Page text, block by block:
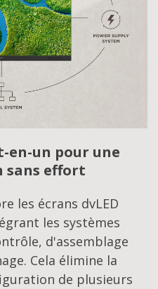
un pour une
effort
les écrans dvLED
les systèmes
d'assemblage
Cela élimine la
de plusieurs